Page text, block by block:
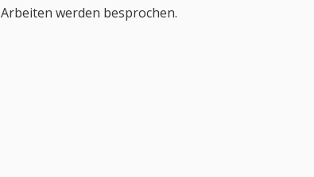
Arbeiten werden besprochen.